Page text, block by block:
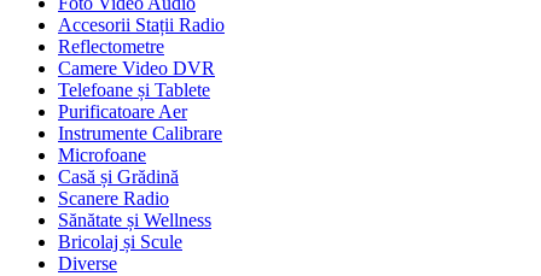
Accesorii Stații Radio
Reflectometre
Camere Video DVR
Telefoane și Tablete
Purificatoare Aer
Instrumente Calibrare
Microfoane
Casă și Grădină
Scanere Radio
Sănătate și Wellness
Bricolaj și Scule
Diverse